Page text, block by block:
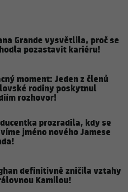
Grande vysvětlila, proč se
pozastavit kariéru!
moment: Jeden z členů
rodiny poskytnul
rozhovor!
prozradila, kdy se
jméno nového Jamese
definitivně zničila vztahy
Kamilou!